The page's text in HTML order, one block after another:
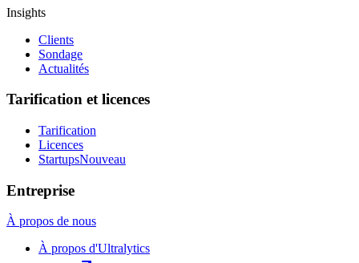
Insights
Clients
Sondage
Actualités
Tarification et licences
Tarification
Licences
StartupsNouveau
Entreprise
À propos de nous
À propos d'Ultralytics